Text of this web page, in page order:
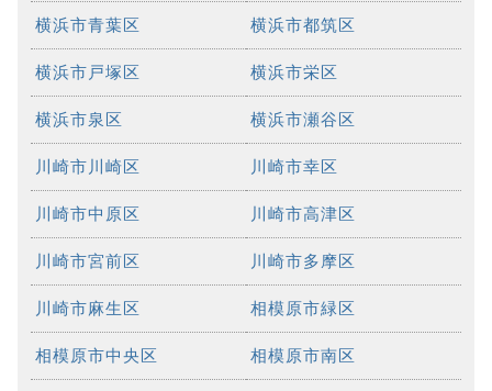
横浜市青葉区 横浜市都筑区
横浜市戸塚区 横浜市栄区
横浜市泉区 横浜市瀬谷区
川崎市川崎区 川崎市幸区
川崎市中原区 川崎市高津区
川崎市宮前区 川崎市多摩区
川崎市麻生区 相模原市緑区
相模原市中央区 相模原市南区